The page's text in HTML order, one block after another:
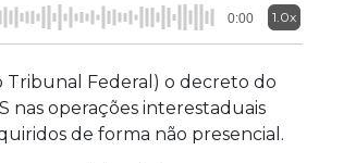
0:00 1.0x
Tribunal Federal) o decreto do
nas operações interestaduais
de forma não presencial.